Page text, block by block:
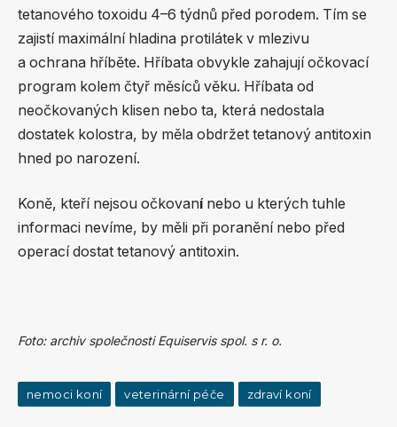
tetanového toxoidu 4–6 týdnů před porodem. Tím se
zajistí maximální hladina protilátek v mlezivu
a ochrana hříběte. Hříbata obvykle zahajují očkovací
program kolem čtyř měsíců věku. Hříbata od
neočkovaných klisen nebo ta, která nedostala
dostatek kolostra, by měla obdržet tetanový antitoxin
hned po narození.
Koně, kteří nejsou očkovanínebo u kterých tuhle
informaci nevíme, by měli při poranění nebo před
operací dostat tetanový antitoxin.
Foto: archiv společnosti Equiservis spol. s r. o.
nemoci koní veterinární péče zdraví koní